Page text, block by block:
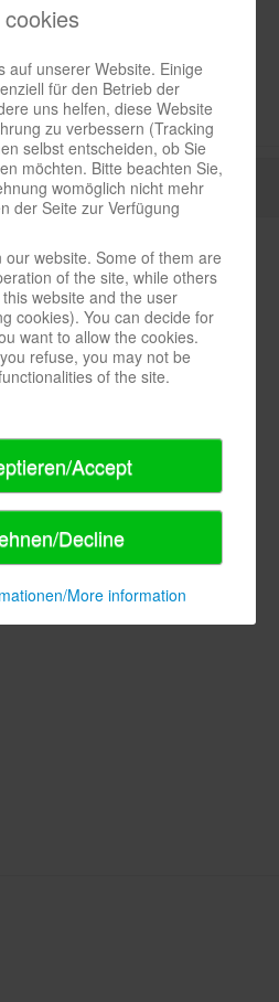
auf unserer Website. Einige
für den Betrieb der
uns helfen, diese Website
zu verbessern (Tracking
selbst entscheiden, ob Sie
möchten. Bitte beachten Sie,
womöglich nicht mehr
der Seite zur Verfügung
our website. Some of them are
of the site, while others
website and the user
cookies). You can decide for
want to allow the cookies.
refuse, you may not be
of the site.
Accept
Decline
More information